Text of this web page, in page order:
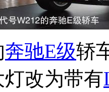
奔驰E级轿
改为带有